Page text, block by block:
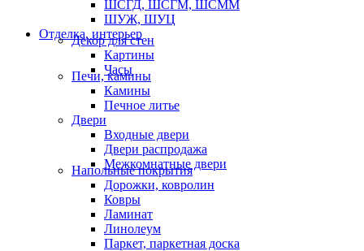
ШСГД, ШСГМ, ШСММ
ШУЖ, ШУЦ
Отделка, интерьер
Декор для стен
Картины
Часы
Печи, камины
Камины
Печное литье
Двери
Входные двери
Двери распродажа
Межкомнатные двери
Напольные покрытия
Дорожки, ковролин
Ковры
Ламинат
Линолеум
Паркет, паркетная доска